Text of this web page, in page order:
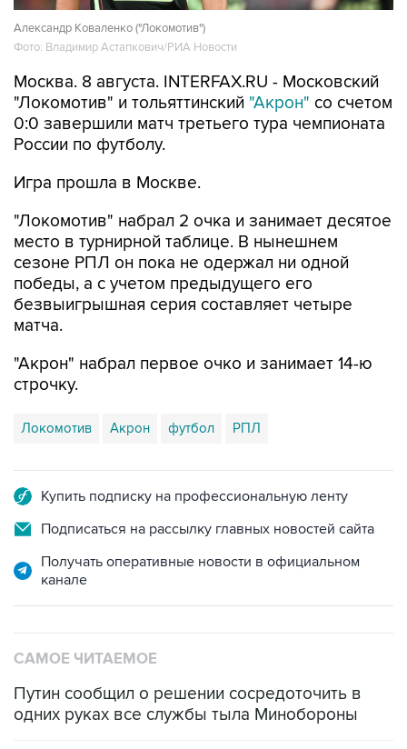
Александр Коваленко ("Локомотив")
Фото: Владимир Астапкович/РИА Новости
Москва. 8 августа. INTERFAX.RU - Московский
"Локомотив" и тольяттинский "Акрон" со счетом
0:0 завершили матч третьего тура чемпионата
России по футболу.
Игра прошла в Москве.
"Локомотив" набрал 2 очка и занимает десятое
место в турнирной таблице. В нынешнем
сезоне РПЛ он пока не одержал ни одной
победы, а с учетом предыдущего его
безвыигрышная серия составляет четыре
матча.
"Акрон" набрал первое очко и занимает 14-ю
строчку.
Локомотив Акрон футбол РПЛ
Купить подписку на профессиональную ленту
Подписаться на рассылку главных новостей сайта
Получать оперативные новости в официальном
канале
САМОЕ ЧИТАЕМОЕ
Путин сообщил о решении сосредоточить в
одних руках все службы тыла Минобороны